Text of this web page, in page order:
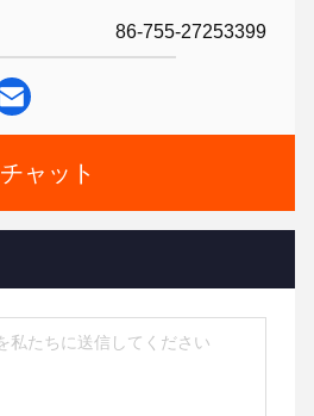
86-755-27253399
チャット